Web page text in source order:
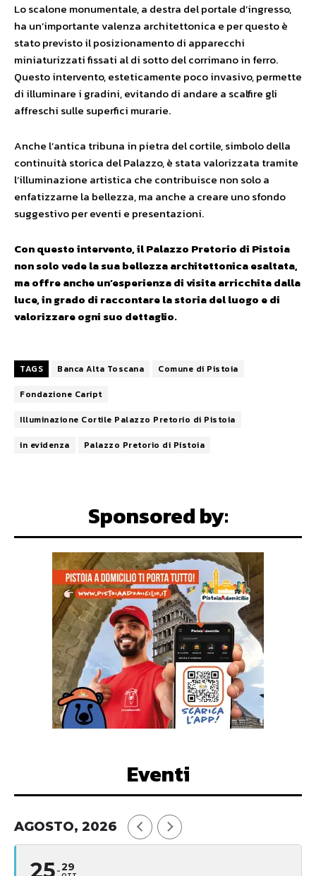
Lo scalone monumentale, a destra del portale d’ingresso,
ha un’importante valenza architettonica e per questo è
stato previsto il posizionamento di apparecchi
miniaturizzati fissati al di sotto del corrimano in ferro.
Questo intervento, esteticamente poco invasivo, permette
di illuminare i gradini, evitando di andare a scalfire gli
affreschi sulle superfici murarie.
Anche l’antica tribuna in pietra del cortile, simbolo della
continuità storica del Palazzo, è stata valorizzata tramite
l’illuminazione artistica che contribuisce non solo a
enfatizzarne la bellezza, ma anche a creare uno sfondo
suggestivo per eventi e presentazioni.
Con questo intervento, il Palazzo Pretorio di Pistoia
non solo vede la sua bellezza architettonica esaltata,
ma offre anche un’esperienza di visita arricchita dalla
luce, in grado di raccontare la storia del luogo e di
valorizzare ogni suo dettaglio.
TAGS Banca Alta Toscana
Comune di Pistoia
Fondazione Caript
Illuminazione Cortile Palazzo Pretorio di Pistoia
in evidenza
Palazzo Pretorio di Pistoia
Sponsored by:
Eventi
AGOSTO, 2026
29